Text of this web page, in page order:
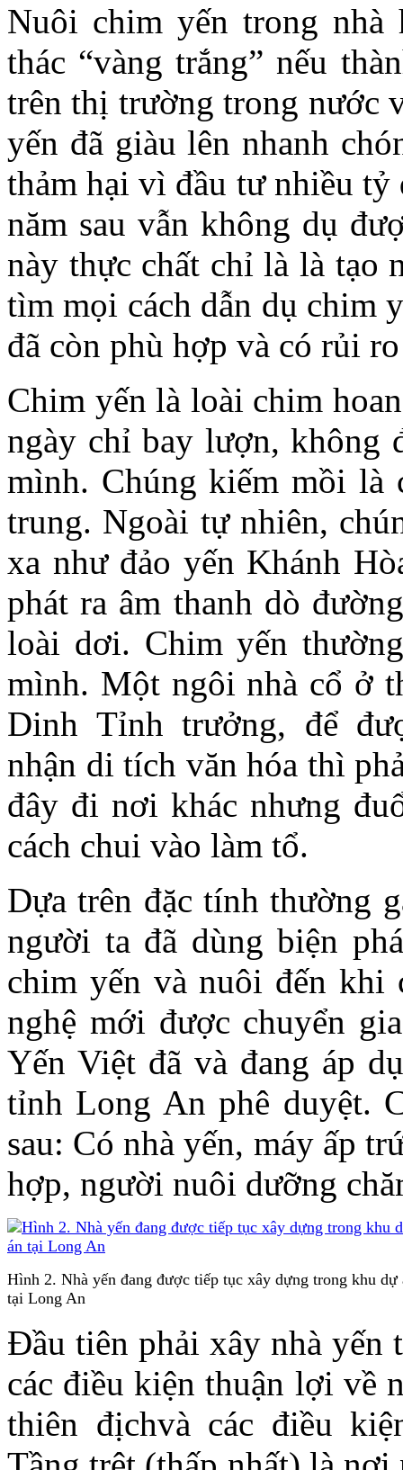
Nuôi chim yến trong nhà
thác “vàng trắng” nếu
trên thị trường trong nước
yến đã giàu lên nhanh
thảm hại vì đầu tư nhiều tỷ
năm sau vẫn không dụ
này thực chất chỉ là là tạo
tìm mọi cách dẫn dụ chim
đã còn phù hợp và có rủi
Chim yến là loài chim
ngày chỉ bay lượn, không
mình. Chúng kiếm mồi là
trung. Ngoài tự nhiên,
xa như đảo yến Khánh
phát ra âm thanh dò
loài dơi. Chim yến
mình. Một ngôi nhà cổ ở
Dinh Tỉnh trưởng, để
nhận di tích văn hóa thì
đây đi nơi khác nhưng
cách chui vào làm tổ.
Dựa trên đặc tính thường
người ta đã dùng biện
chim yến và nuôi đến
nghệ mới được chuyển
Yến Việt đã và đang áp
tỉnh Long An phê duyệt.
sau: Có nhà yến, máy ấp
hợp, người nuôi dưỡng
Hình 2. Nhà yến đang được tiếp tục xây dựng trong khu dự
tại Long An
Đầu tiên phải xây nhà yến
các điều kiện thuận lợi về
thiên địchvà các điều